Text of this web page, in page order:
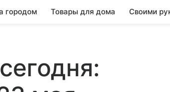
городом Товары для дома Своими